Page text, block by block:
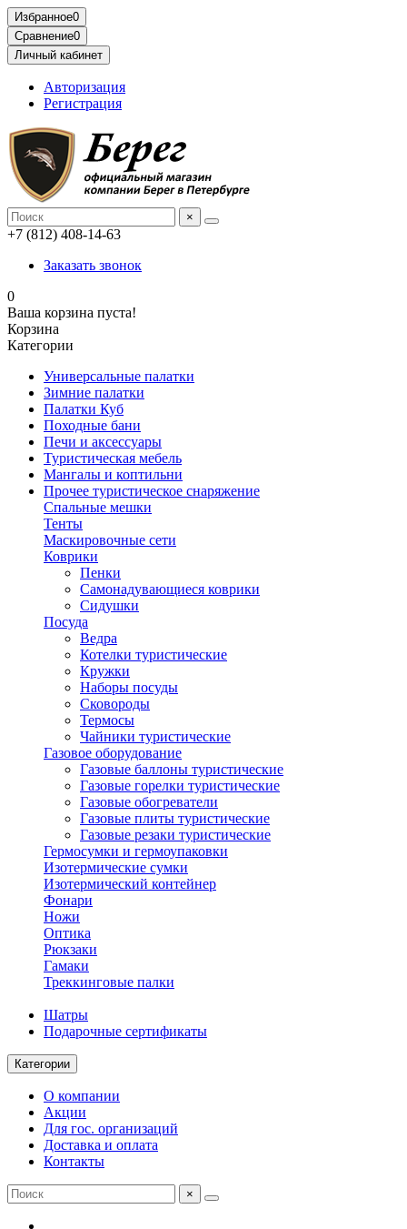
Избранное0
Сравнение0
Личный кабинет
Авторизация
Регистрация
×
+7 (812) 408-14-63
Заказать звонок
0
Ваша корзина пуста!
Корзина
Категории
Универсальные палатки
Зимние палатки
Палатки Куб
Походные бани
Печи и аксессуары
Туристическая мебель
Мангалы и коптильни
Прочее туристическое снаряжение
Спальные мешки
Тенты
Маскировочные сети
Коврики
Пенки
Самонадувающиеся коврики
Сидушки
Посуда
Ведра
Котелки туристические
Кружки
Наборы посуды
Сковороды
Термосы
Чайники туристические
Газовое оборудование
Газовые баллоны туристические
Газовые горелки туристические
Газовые обогреватели
Газовые плиты туристические
Газовые резаки туристические
Гермосумки и гермоупаковки
Изотермические сумки
Изотермический контейнер
Фонари
Ножи
Оптика
Рюкзаки
Гамаки
Треккинговые палки
Шатры
Подарочные сертификаты
Категории
О компании
Акции
Для гос. организаций
Доставка и оплата
Контакты
×